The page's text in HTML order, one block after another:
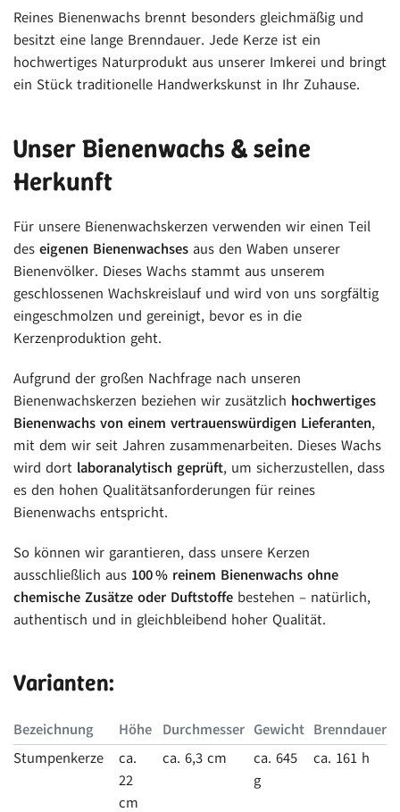
Reines Bienenwachs brennt besonders gleichmäßig und
besitzt eine lange Brenndauer. Jede Kerze ist ein
hochwertiges Naturprodukt aus unserer Imkerei und bringt
ein Stück traditionelle Handwerkskunst in Ihr Zuhause.
Unser Bienenwachs & seine
Herkunft
Für unsere Bienenwachskerzen verwenden wir einen Teil
des eigenen Bienenwachses aus den Waben unserer
Bienenvölker. Dieses Wachs stammt aus unserem
geschlossenen Wachskreislauf und wird von uns sorgfältig
eingeschmolzen und gereinigt, bevor es in die
Kerzenproduktion geht.
Aufgrund der großen Nachfrage nach unseren
Bienenwachskerzen beziehen wir zusätzlich hochwertiges
Bienenwachs von einem vertrauenswürdigen Lieferanten,
mit dem wir seit Jahren zusammenarbeiten. Dieses Wachs
wird dort laboranalytisch geprüft, um sicherzustellen, dass
es den hohen Qualitätsanforderungen für reines
Bienenwachs entspricht.
So können wir garantieren, dass unsere Kerzen
ausschließlich aus 100 % reinem Bienenwachs ohne
chemische Zusätze oder Duftstoffe bestehen – natürlich,
authentisch und in gleichbleibend hoher Qualität.
Varianten:
Bezeichnung Höhe Durchmesser Gewicht Brenndauer
Stumpenkerze
ca.
22
cm
ca. 6,3 cm
ca. 645
g
ca. 161 h